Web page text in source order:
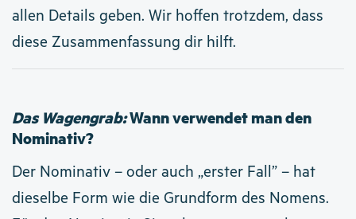
allen Details geben. Wir hoffen trotzdem, dass
diese Zusammenfassung dir hilft.
Das Wagengrab:Wann verwendet man den
Nominativ?
Der Nominativ – oder auch „erster Fall” – hat
dieselbe Form wie die Grundform des Nomens.